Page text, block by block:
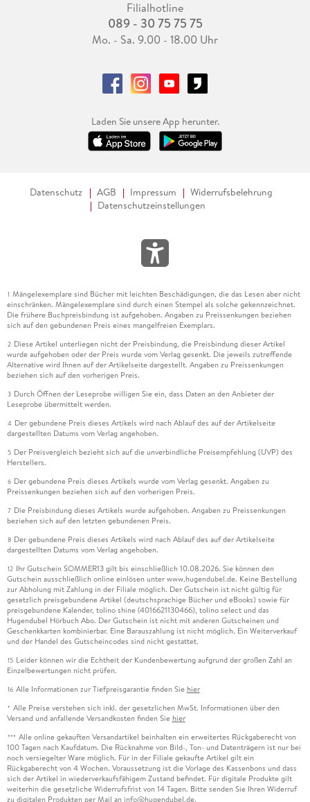
Filialhotline
089 - 30 75 75 75
Mo. - Sa. 9.00 - 18.00 Uhr
Laden Sie unsere App herunter.
Datenschutz AGB Impressum
Widerrufsbelehrung
Datenschutzeinstellungen
1 Mängelexemplare sind Bücher mit leichten Beschädigungen, die das Lesen aber nicht
einschränken. Mängelexemplare sind durch einen Stempel als solche gekennzeichnet.
Die frühere Buchpreisbindung ist aufgehoben. Angaben zu Preissenkungen beziehen
sich auf den gebundenen Preis eines mangelfreien Exemplars.
2 Diese Artikel unterliegen nicht der Preisbindung, die Preisbindung dieser Artikel
wurde aufgehoben oder der Preis wurde vom Verlag gesenkt. Die jeweils zutreffende
Alternative wird Ihnen auf der Artikelseite dargestellt. Angaben zu Preissenkungen
beziehen sich auf den vorherigen Preis.
3 Durch Öffnen der Leseprobe willigen Sie ein, dass Daten an den Anbieter der
Leseprobe übermittelt werden.
4 Der gebundene Preis dieses Artikels wird nach Ablauf des auf der Artikelseite
dargestellten Datums vom Verlag angehoben.
5 Der Preisvergleich bezieht sich auf die unverbindliche Preisempfehlung (UVP) des
Herstellers.
6 Der gebundene Preis dieses Artikels wurde vom Verlag gesenkt. Angaben zu
Preissenkungen beziehen sich auf den vorherigen Preis.
7 Die Preisbindung dieses Artikels wurde aufgehoben. Angaben zu Preissenkungen
beziehen sich auf den letzten gebundenen Preis.
8 Der gebundene Preis dieses Artikels wird nach Ablauf des auf der Artikelseite
dargestellten Datums vom Verlag angehoben.
12 Ihr Gutschein SOMMER13 gilt bis einschließlich 10.08.2026. Sie können den
Gutschein ausschließlich online einlösen unter www.hugendubel.de. Keine Bestellung
zur Abholung mit Zahlung in der Filiale möglich. Der Gutschein ist nicht gültig für
gesetzlich preisgebundene Artikel (deutschsprachige Bücher und eBooks) sowie für
preisgebundene Kalender, tolino shine (4016621130466), tolino select und das
Hugendubel Hörbuch Abo. Der Gutschein ist nicht mit anderen Gutscheinen und
Geschenkkarten kombinierbar. Eine Barauszahlung ist nicht möglich. Ein Weiterverkauf
und der Handel des Gutscheincodes sind nicht gestattet.
15 Leider können wir die Echtheit der Kundenbewertung aufgrund der großen Zahl an
Einzelbewertungen nicht prüfen.
16 Alle Informationen zur Tiefpreisgarantie finden Sie hier
* Alle Preise verstehen sich inkl. der gesetzlichen MwSt. Informationen über den
Versand und anfallende Versandkosten finden Sie hier
*** Alle online gekauften Versandartikel beinhalten ein erweitertes Rückgaberecht von
100 Tagen nach Kaufdatum. Die Rücknahme von Bild-, Ton- und Datenträgern ist nur bei
noch versiegelter Ware möglich. Für in der Filiale gekaufte Artikel gilt ein
Rückgaberecht von 4 Wochen. Voraussetzung ist die Vorlage des Kassenbons und dass
sich der Artikel in wiederverkaufsfähigem Zustand befindet. Für digitale Produkte gilt
weiterhin die gesetzliche Widerrufsfrist von 14 Tagen. Bitte senden Sie Ihren Widerruf
zu digitalen Produkten per Mail an info@hugendubel.de.